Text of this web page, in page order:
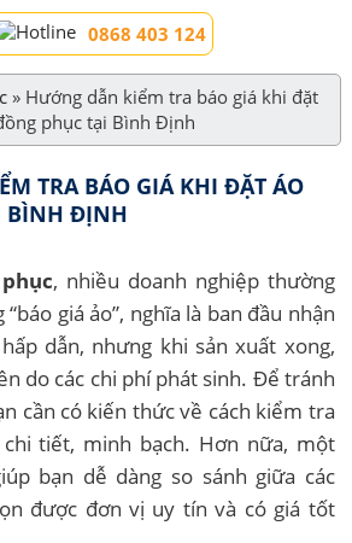
0868 403 124
» Hướng dẫn kiểm tra báo giá khi đặt
phục tại Bình Định
TRA BÁO GIÁ KHI ĐẶT ÁO
BÌNH ĐỊNH
, nhiều doanh nghiệp thường
giá ảo”, nghĩa là ban đầu nhận
dẫn, nhưng khi sản xuất xong,
do các chi phí phát sinh. Để tránh
cần có kiến thức về cách kiểm tra
tiết, minh bạch. Hơn nữa, một
bạn dễ dàng so sánh giữa các
được đơn vị uy tín và có giá tốt